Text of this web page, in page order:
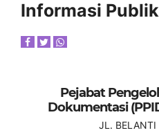
Informasi Publik
Pejabat
Dokumentasi
JL. BELANTI